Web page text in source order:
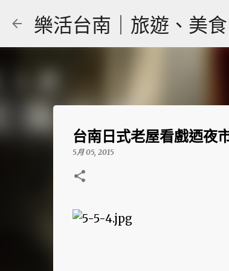
樂活台南｜旅遊、美
台南日式老屋看戲迺夜
5月 05, 2015